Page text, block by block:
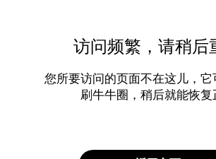
访问频繁，请稍后
您所要访问的页面不在这儿，它
刷牛牛圈，稍后就能恢复